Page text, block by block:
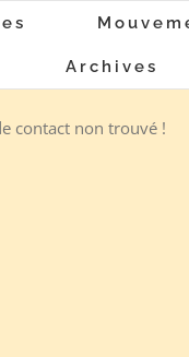
Archives
contact non trouvé !